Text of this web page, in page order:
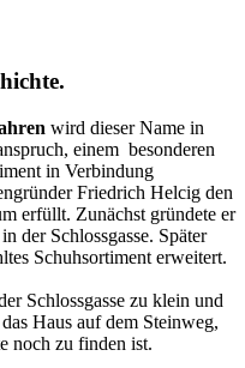
wird dieser Name in
einem besonderen
in Verbindung
Friedrich Helcig den
erfüllt. Zunächst gründete er
der Schlossgasse. Später
Schuhsortiment erweitert.
Schlossgasse zu klein und
Haus auf dem Steinweg,
noch zu finden ist.